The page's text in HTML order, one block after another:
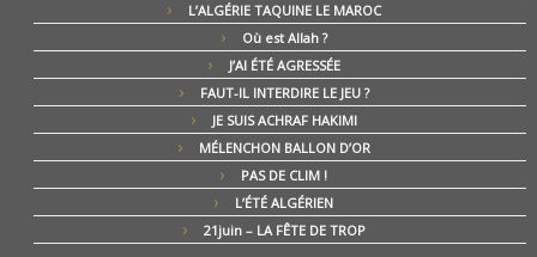
L’ALGÉRIE TAQUINE LE MAROC
Où est Allah ?
J’AI ÉTÉ AGRESSÉE
FAUT-IL INTERDIRE LE JEU ?
JE SUIS ACHRAF HAKIMI
MÉLENCHON BALLON D’OR
PAS DE CLIM !
L’ÉTÉ ALGÉRIEN
21juin – LA FÊTE DE TROP